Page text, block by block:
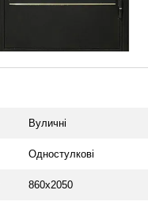
Вуличні
Одностулкові
860х2050